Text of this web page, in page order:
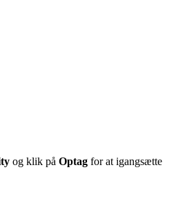
og klik på Optag for at igangsætte